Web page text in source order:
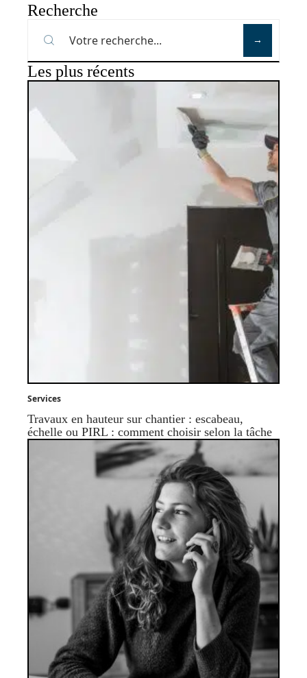
Recherche
Les plus récents
Services
Travaux en hauteur sur chantier : escabeau,
échelle ou PIRL : comment choisir selon la tâche